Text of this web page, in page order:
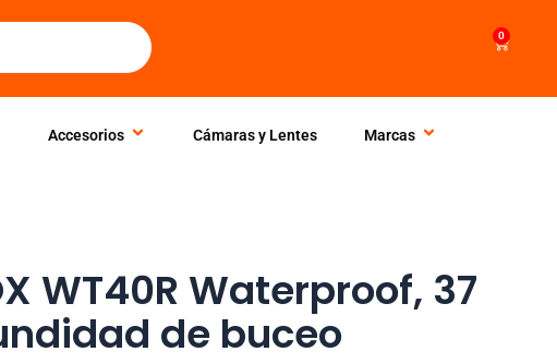
0
Cart
Accesorios Cámaras y Lentes Marcas
WT40R Waterproof, 37
de buceo